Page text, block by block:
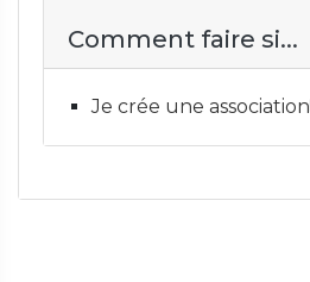
Comment faire si...
Je crée une association